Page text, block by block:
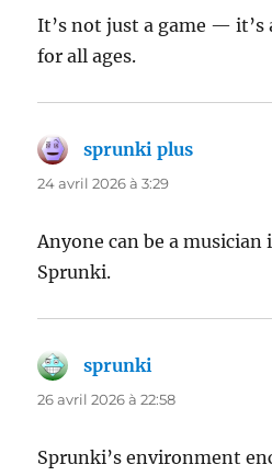
It’s not just a game —
for all ages.
sprunki plus
24 avril 2026 à 3:29
Anyone can be a
Sprunki.
sprunki
26 avril 2026 à 22:58
Sprunki’s environment